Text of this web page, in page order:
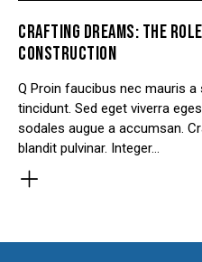
CRAFTING DREAMS: THE
CONSTRUCTION
Q Proin faucibus nec mauris
tincidunt. Sed eget viverra
sodales augue a accumsan.
blandit pulvinar. Integer…